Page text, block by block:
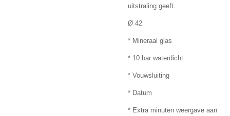
uitstraling geeft.
Ø 42
* Mineraal glas
* 10 bar waterdicht
* Vouwsluiting
* Datum
* Extra minuten weergave aan